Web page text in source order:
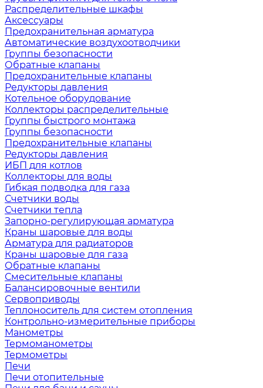
Распределительные шкафы
Аксессуары
Предохранительная арматура
Автоматические воздухоотводчики
Группы безопасности
Обратные клапаны
Предохранительные клапаны
Редукторы давления
Котельное оборудование
Коллекторы распределительные
Группы быстрого монтажа
Группы безопасности
Предохранительные клапаны
Редукторы давления
ИБП для котлов
Коллекторы для воды
Гибкая подводка для газа
Счетчики воды
Счетчики тепла
Запорно-регулирующая арматура
Краны шаровые для воды
Арматура для радиаторов
Краны шаровые для газа
Обратные клапаны
Смесительные клапаны
Балансировочные вентили
Сервоприводы
Теплоноситель для систем отопления
Контрольно-измерительные приборы
Манометры
Термоманометры
Термометры
Печи
Печи отопительные